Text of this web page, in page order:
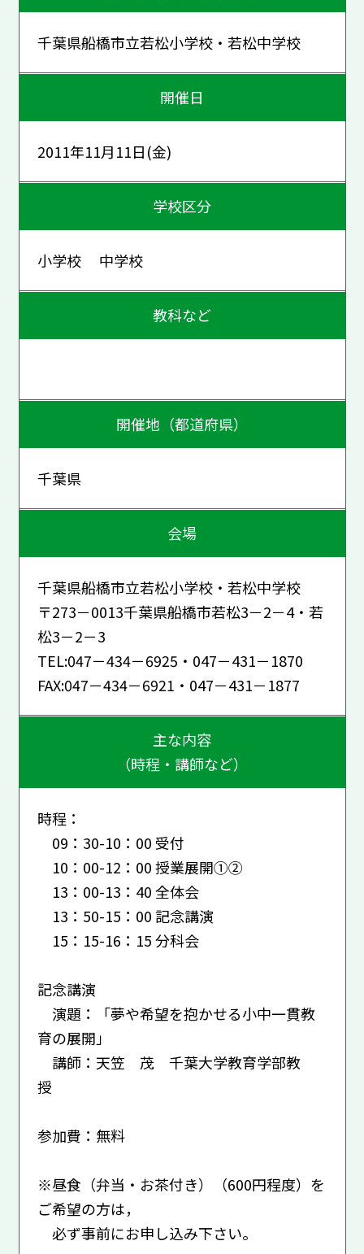
千葉県船橋市立若松小学校・若松中学校
開催日
2011年11月11日(金)
学校区分
小学校 中学校
教科など
開催地（都道府県）
千葉県
会場
千葉県船橋市立若松小学校・若松中学校
〒273－0013千葉県船橋市若松3－2－4・若
松3－2－3
TEL:047－434－6925・047－431－1870
FAX:047－434－6921・047－431－1877
主な内容
（時程・講師など）
時程：
09：30-10：00 受付
10：00-12：00 授業展開①②
13：00-13：40 全体会
13：50-15：00 記念講演
15：15-16：15 分科会
記念講演
演題：「夢や希望を抱かせる小中一貫教
育の展開」
講師：天笠 茂 千葉大学教育学部教
授
参加費：無料
※昼食（弁当・お茶付き）（600円程度）を
ご希望の方は，
必ず事前にお申し込み下さい。